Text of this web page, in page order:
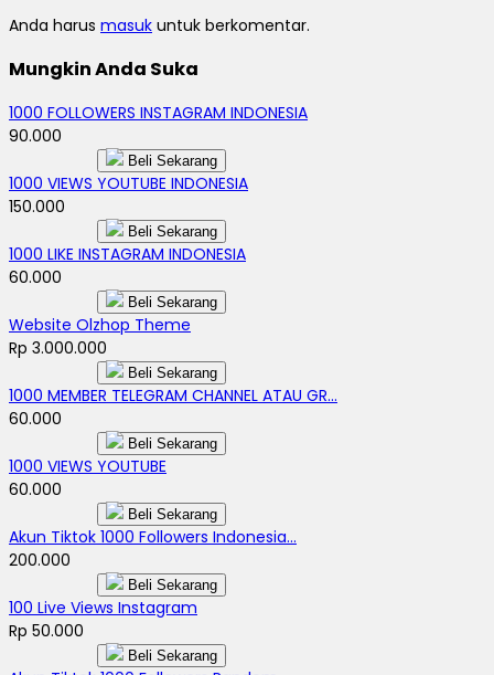
Anda harus masuk untuk berkomentar.
Mungkin Anda Suka
1000 FOLLOWERS INSTAGRAM INDONESIA
90.000
Beli Sekarang
1000 VIEWS YOUTUBE INDONESIA
150.000
Beli Sekarang
1000 LIKE INSTAGRAM INDONESIA
60.000
Beli Sekarang
Website Olzhop Theme
Rp 3.000.000
Beli Sekarang
1000 MEMBER TELEGRAM CHANNEL ATAU GR...
60.000
Beli Sekarang
1000 VIEWS YOUTUBE
60.000
Beli Sekarang
Akun Tiktok 1000 Followers Indonesia...
200.000
Beli Sekarang
100 Live Views Instagram
Rp 50.000
Beli Sekarang